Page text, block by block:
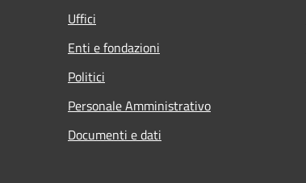
Uffici
Enti e fondazioni
Politici
Personale Amministrativo
Documenti e dati